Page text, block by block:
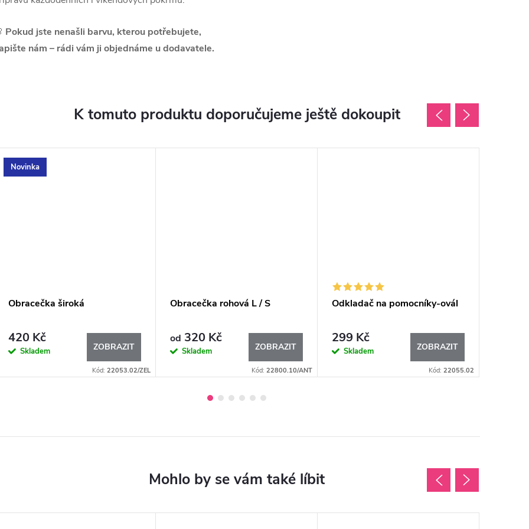
Pokud jste nenašli barvu, kterou potřebujete,
nám – rádi vám ji objednáme u dodavatele.
K tomuto produktu doporučujeme ještě dokoupit
Novinka
Obracečka široká
420 Kč
Skladem ZOBRAZIT
Kód: 22053.02/ZEL
Obracečka rohová L / S
od 320 Kč
Skladem ZOBRAZIT
Kód: 22800.10/ANT
Odkladač na pomocníky-ovál
299 Kč
Skladem ZOBRAZIT
Kód: 22055.02